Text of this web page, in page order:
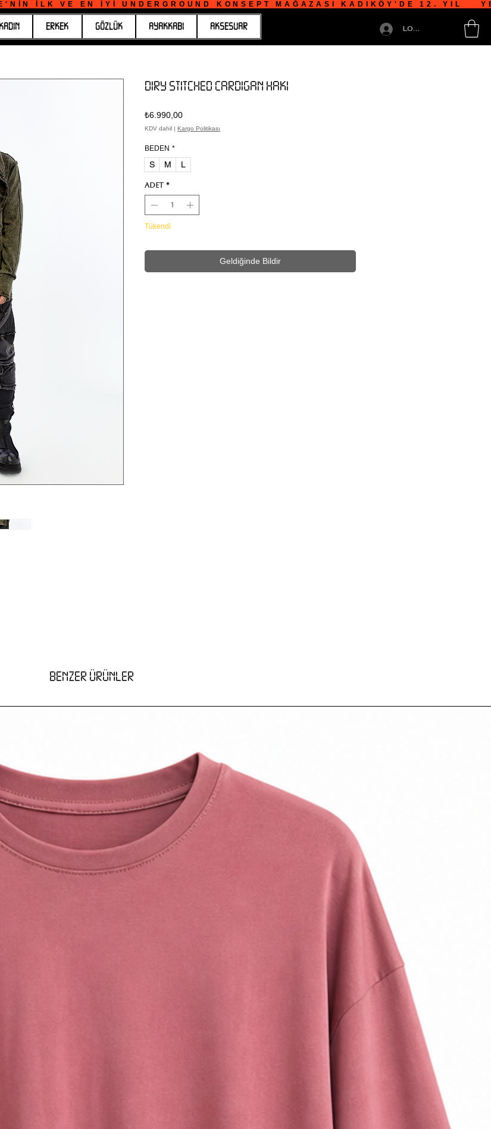
LOGIN
İLK VE EN İYİ UNDERGROUND KONSEPT MAĞAZASI KADIKÖY'DE 12. YIL
ERKEK GÖZLÜK AYAKKABI AKSESUAR
DIRY STITCHED CARDIGAN HAKI
₺6.990,00Fiyat
KDV dahil | Kargo Politikası
BEDEN *
S M L
Adet *
Tükendi
Geldiğinde Bildir
BENZER ÜRÜNLER